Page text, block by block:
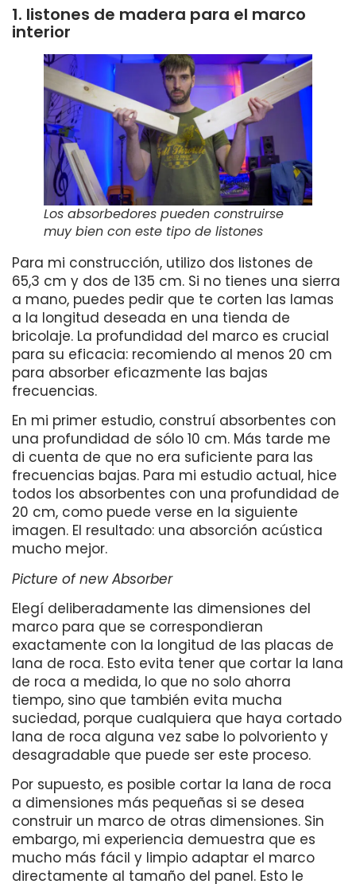
1. listones de madera para el marco
interior
Los absorbedores pueden construirse
muy bien con este tipo de listones
Para mi construcción, utilizo dos listones de
65,3 cm y dos de 135 cm. Si no tienes una sierra
a mano, puedes pedir que te corten las lamas
a la longitud deseada en una tienda de
bricolaje. La profundidad del marco es crucial
para su eficacia: recomiendo al menos 20 cm
para absorber eficazmente las bajas
frecuencias.
En mi primer estudio, construí absorbentes con
una profundidad de sólo 10 cm. Más tarde me
di cuenta de que no era suficiente para las
frecuencias bajas. Para mi estudio actual, hice
todos los absorbentes con una profundidad de
20 cm, como puede verse en la siguiente
imagen. El resultado: una absorción acústica
mucho mejor.
Picture of new Absorber
Elegí deliberadamente las dimensiones del
marco para que se correspondieran
exactamente con la longitud de las placas de
lana de roca. Esto evita tener que cortar la lana
de roca a medida, lo que no solo ahorra
tiempo, sino que también evita mucha
suciedad, porque cualquiera que haya cortado
lana de roca alguna vez sabe lo polvoriento y
desagradable que puede ser este proceso.
Por supuesto, es posible cortar la lana de roca
a dimensiones más pequeñas si se desea
construir un marco de otras dimensiones. Sin
embargo, mi experiencia demuestra que es
mucho más fácil y limpio adaptar el marco
directamente al tamaño del panel. Esto le